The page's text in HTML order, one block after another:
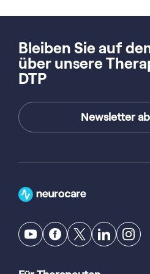
Bleiben Sie auf
über unsere
DTP
Newsletter